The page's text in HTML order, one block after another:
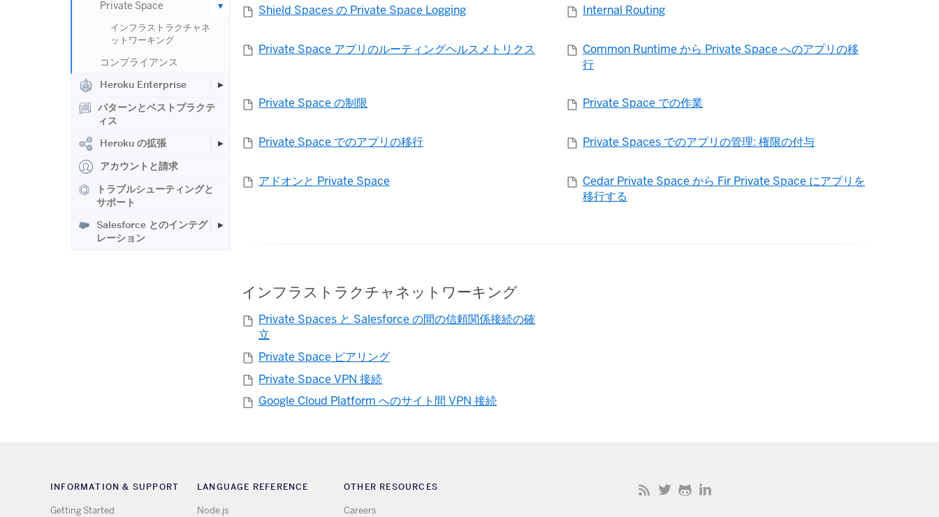
Private Space
インフラストラクチャネ
ットワーキング
コンプライアンス
Heroku Enterprise
パターンとベストプラクテ
ィス
Heroku の拡張
アカウントと請求
トラブルシューティングと
サポート
Salesforce とのインテグ
レーション
Shield Spaces の Private Space Logging Internal Routing
Private Space アプリのルーティングヘルスメトリクス
Common Runtime から Private Space へのアプリの移
行
Private Space の制限 Private Space での作業
Private Space でのアプリの移行 Private Spaces でのアプリの管理: 権限の付与
アドオンと Private Space
Cedar Private Space から Fir Private Space にアプリを
移行する
インフラストラクチャネットワーキング
Private Spaces と Salesforce の間の信頼関係接続の確
立
Private Space ピアリング
Private Space VPN 接続
Google Cloud Platform へのサイト間 VPN 接続
INFORMATION & SUPPORT
Getting Started
LANGUAGE REFERENCE
Node.js
OTHER RESOURCES
Careers